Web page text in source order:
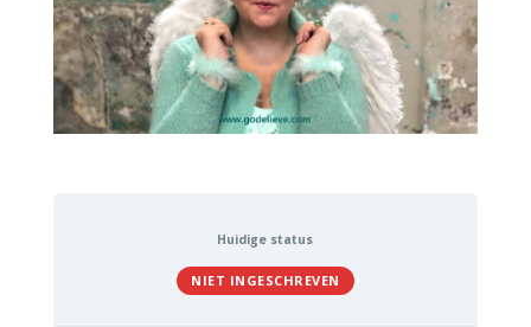
Huidige status
NIET INGESCHREVEN